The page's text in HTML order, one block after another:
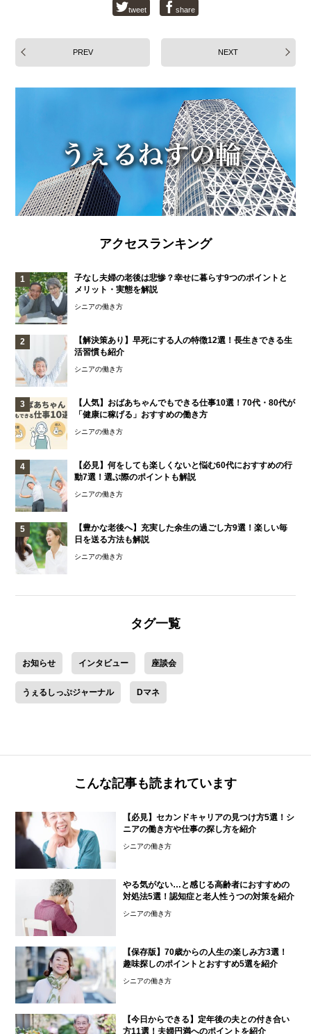
tweet share
PREV NEXT
アクセスランキング
子なし夫婦の老後は悲惨？幸せに暮らす9つのポイントと
メリット・実態を解説
シニアの働き方
【解決策あり】早死にする人の特徴12選！長生きできる生
活習慣も紹介
シニアの働き方
【人気】おばあちゃんでもできる仕事10選！70代・80代が
「健康に稼げる」おすすめの働き方
シニアの働き方
【必見】何をしても楽しくないと悩む60代におすすめの行
動7選！選ぶ際のポイントも解説
シニアの働き方
【豊かな老後へ】充実した余生の過ごし方9選！楽しい毎
日を送る方法も解説
シニアの働き方
タグ一覧
お知らせ インタビュー 座談会
うぇるしっぷジャーナル Dマネ
こんな記事も読まれています
【必見】セカンドキャリアの見つけ方5選！シ
ニアの働き方や仕事の探し方を紹介
シニアの働き方
やる気がない…と感じる高齢者におすすめの
対処法5選！認知症と老人性うつの対策を紹介
シニアの働き方
【保存版】70歳からの人生の楽しみ方3選！
趣味探しのポイントとおすすめ5選を紹介
シニアの働き方
【今日からできる】定年後の夫との付き合い
方11選！夫婦円満へのポイントを紹介